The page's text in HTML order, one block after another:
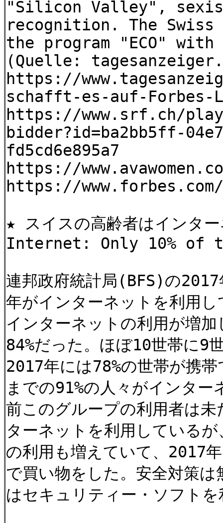
"Silicon Valley",
recognition. The
the program "ECO"
(Quelle:
https://
schafft-es-auf-Forbes-
https://www.srf.ch/
bidder?id=ba2bb5ff-
fd5cd6e895a7
https://
https://
★ スイスの高齢者はインタ
Internet: Only 10% of
連邦政府統計局(BFS)の2017
年がインターネットを利用
インターネットの利用が増
84%だった。ほぼ10世帯に9
2017年には78%の世帯が携
までの91%の人々がインタ
前このグループの利用者は
ターネットを利用している
の利用も増えていて、2017
で買い物をした。安全対策
はセキュリティー・ソフト